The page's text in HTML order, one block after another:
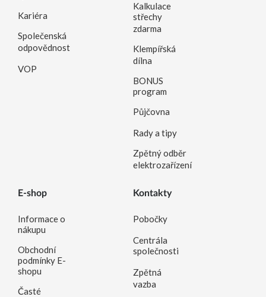
Kariéra
Společenská
odpovědnost
VOP
Kalkulace
střechy
zdarma
Klempířská
dílna
BONUS
program
Půjčovna
Rady a tipy
Zpětný odběr
elektrozařízení
E-shop
Informace o
nákupu
Obchodní
podmínky E-
shopu
Časté
Kontakty
Pobočky
Centrála
společnosti
Zpětná
vazba